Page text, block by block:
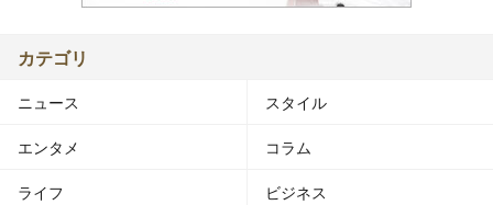
カテゴリ
ニュース スタイル
エンタメ コラム
ライフ ビジネス